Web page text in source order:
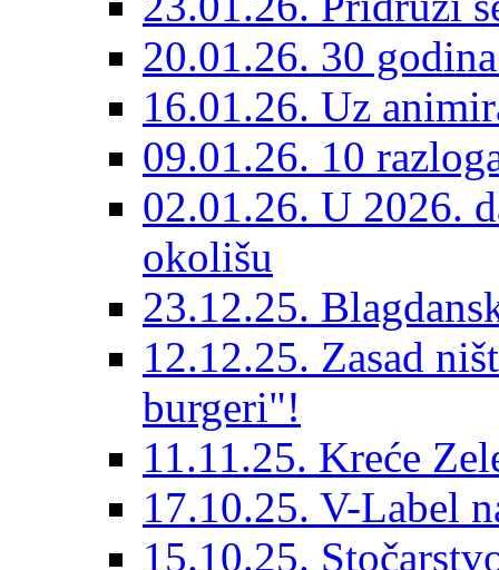
20.01.26. 30
16.01.26. Uz
09.01.26. 10
02.01.26. U 2026.
okolišu
23.12.25.
12.12.25. Zasad
burgeri"!
11.11.25. Kreće
17.10.25. V-Label
15.10.25.